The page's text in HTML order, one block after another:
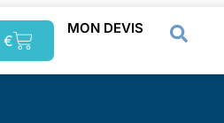
€
MON DEVIS